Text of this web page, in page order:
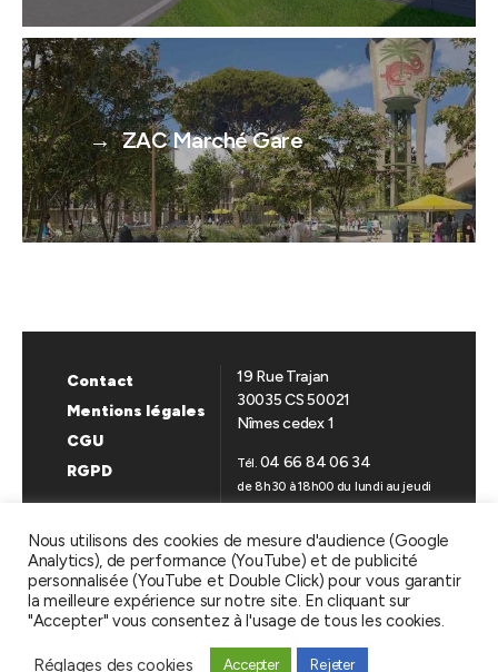
→ ZAC Marché Gare
Contact
Mentions légales
CGU
RGPD
19 Rue Trajan
30035 CS 50021
Nîmes cedex 1
Tél. 04 66 84 06 34
de 8h30 à 18h00 du lundi au jeudi
SUIVEZ-NOUS
LinkedinYouTube
Nous utilisons des cookies de mesure d'audience (Google
Analytics), de performance (YouTube) et de publicité
personnalisée (YouTube et Double Click) pour vous garantir
la meilleure expérience sur notre site. En cliquant sur
"Accepter" vous consentez à l'usage de tous les cookies.
Réglages des cookies Accepter Rejeter